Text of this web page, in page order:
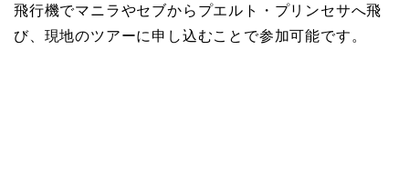
飛行機でマニラやセブからプエルト・プリンセサへ飛
び、現地のツアーに申し込むことで参加可能です。